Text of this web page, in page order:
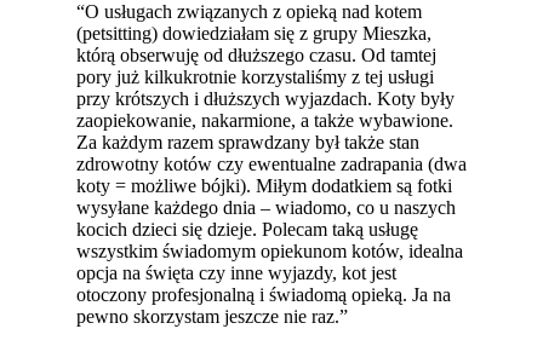
“O usługach związanych z opieką nad kotem
(petsitting) dowiedziałam się z grupy Mieszka,
którą obserwuję od dłuższego czasu. Od tamtej
pory już kilkukrotnie korzystaliśmy z tej usługi
przy krótszych i dłuższych wyjazdach. Koty były
zaopiekowanie, nakarmione, a także wybawione.
Za każdym razem sprawdzany był także stan
zdrowotny kotów czy ewentualne zadrapania (dwa
koty = możliwe bójki). Miłym dodatkiem są fotki
wysyłane każdego dnia – wiadomo, co u naszych
kocich dzieci się dzieje. Polecam taką usługę
wszystkim świadomym opiekunom kotów, idealna
opcja na święta czy inne wyjazdy, kot jest
otoczony profesjonalną i świadomą opieką. Ja na
pewno skorzystam jeszcze nie raz.”